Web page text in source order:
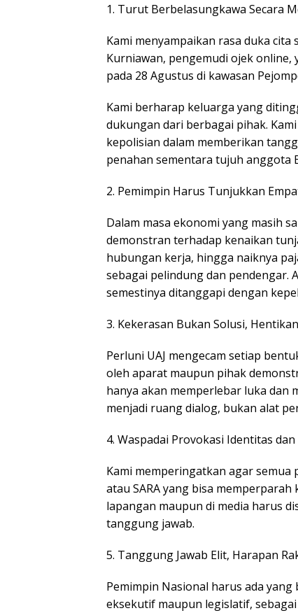
1. Turut Berbelasungkawa Secara
Kami menyampaikan rasa duka cita
Kurniawan, pengemudi ojek
pada 28 Agustus di kawasan
Kami berharap keluarga yang
dukungan dari berbagai pihak.
kepolisian dalam memberikan
penahan sementara tujuh anggota
2. Pemimpin Harus Tunjukkan
Dalam masa ekonomi yang masih
demonstran terhadap kenaikan
hubungan kerja, hingga naiknya
sebagai pelindung dan pendengar.
semestinya ditanggapi dengan
3. Kekerasan Bukan Solusi,
Perluni UAJ mengecam setiap
oleh aparat maupun pihak
hanya akan memperlebar luka dan
menjadi ruang dialog, bukan alat
4. Waspadai Provokasi Identitas dan
Kami memperingatkan agar
atau SARA yang bisa
lapangan maupun di media harus
tanggung jawab.
5. Tanggung Jawab Elit, Harapan
Pemimpin Nasional harus ada
eksekutif maupun legislatif,